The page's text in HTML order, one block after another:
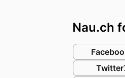
Nau.ch
Twitter